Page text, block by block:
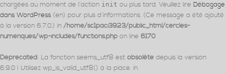
chargées au moment de l’action init ou plus tard. Veuillez lire Débogage
dans WordPress (en) pour plus d’informations. (Ce message a été ajouté
à la version 6.7.0.) in /home/sc1paci3923/public_html/cercles-
numeriques/wp-includes/functions.php on line 6170
Deprecated: La fonction seems_utf8 est obsolète depuis la version
6.9.0 ! Utilisez wp_is_valid_utf8() à la place. in